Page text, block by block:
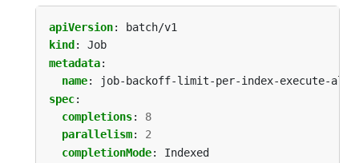
apiVersion:
batch/v1
kind :
Job
metadata:
name:
job-backoff-limit-per-index-execute-all
spec:
completions:
8
parallelism:
2
completionMode:
Indexed